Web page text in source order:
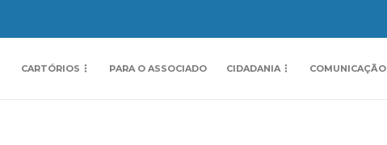
CARTÓRIOS PARA O ASSOCIADO CIDADANIA COMUNICAÇÃO